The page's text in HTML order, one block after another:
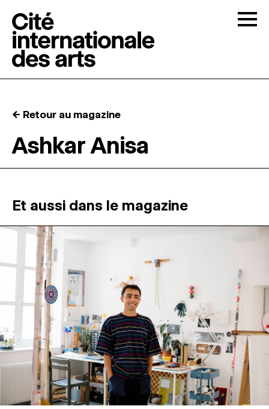
RÉSIDENCES ↓
ATELIERS OUVERTS
PROGRAMMATION
MAGAZINE
ESPACES DE PRATIQUE ARTISTIQUE ↓
Recherche
Connexion
← Retour au magazine
Ashkar Anisa
Et aussi dans le magazine